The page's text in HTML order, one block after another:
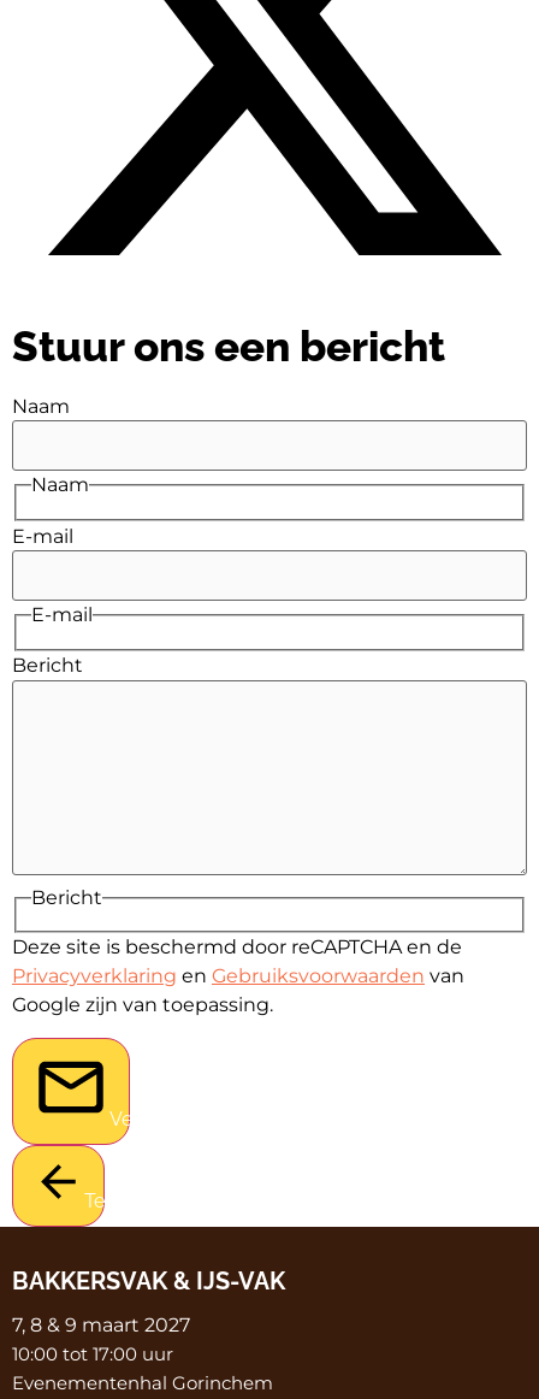
Stuur ons een bericht
Naam
Naam
E-mail
E-mail
Bericht
Bericht
Deze site is beschermd door reCAPTCHA en de
Privacyverklaring en Gebruiksvoorwaarden van
Google zijn van toepassing.
Verstuur
Terug
BAKKERSVAK & IJS-VAK
7, 8 & 9 maart 2027
10:00 tot 17:00 uur
Evenementenhal Gorinchem